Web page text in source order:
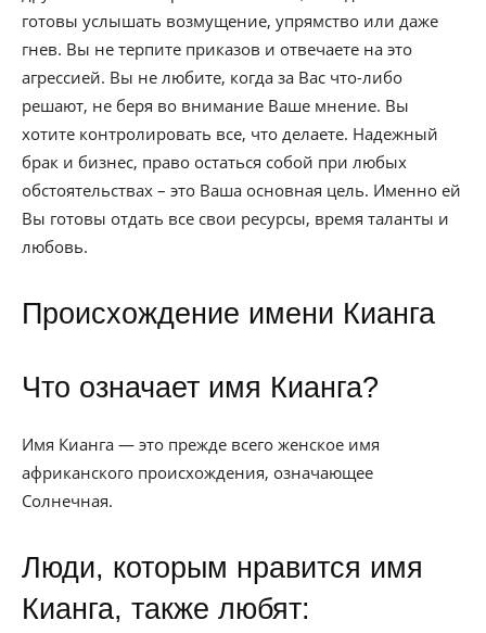
готовы услышать возмущение, упрямство или даже
гнев. Вы не терпите приказов и отвечаете на это
агрессией. Вы не любите, когда за Вас что-либо
решают, не беря во внимание Ваше мнение. Вы
хотите контролировать все, что делаете. Надежный
брак и бизнес, право остаться собой при любых
обстоятельствах – это Ваша основная цель. Именно ей
Вы готовы отдать все свои ресурсы, время таланты и
любовь.
Происхождение имени Кианга
Что означает имя Кианга?
Имя Кианга — это прежде всего женское имя
африканского происхождения, означающее
Солнечная.
Люди, которым нравится имя
Кианга, также любят: